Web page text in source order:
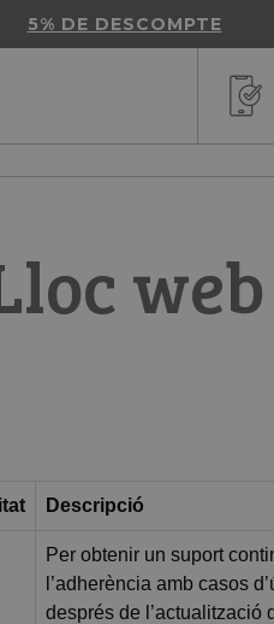
5% DE DESCOMPTE
web
Descripció
Per obtenir un suport
l’adherència amb casos
després de l’actualització